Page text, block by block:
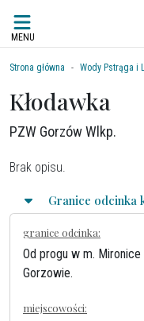
MENU
Strona główna Wody Pstrąga i
Kłodawka
PZW Gorzów Wlkp.
Brak opisu.
granice odcinka:
Od progu w m.
Gorzowie.
miejscowości: